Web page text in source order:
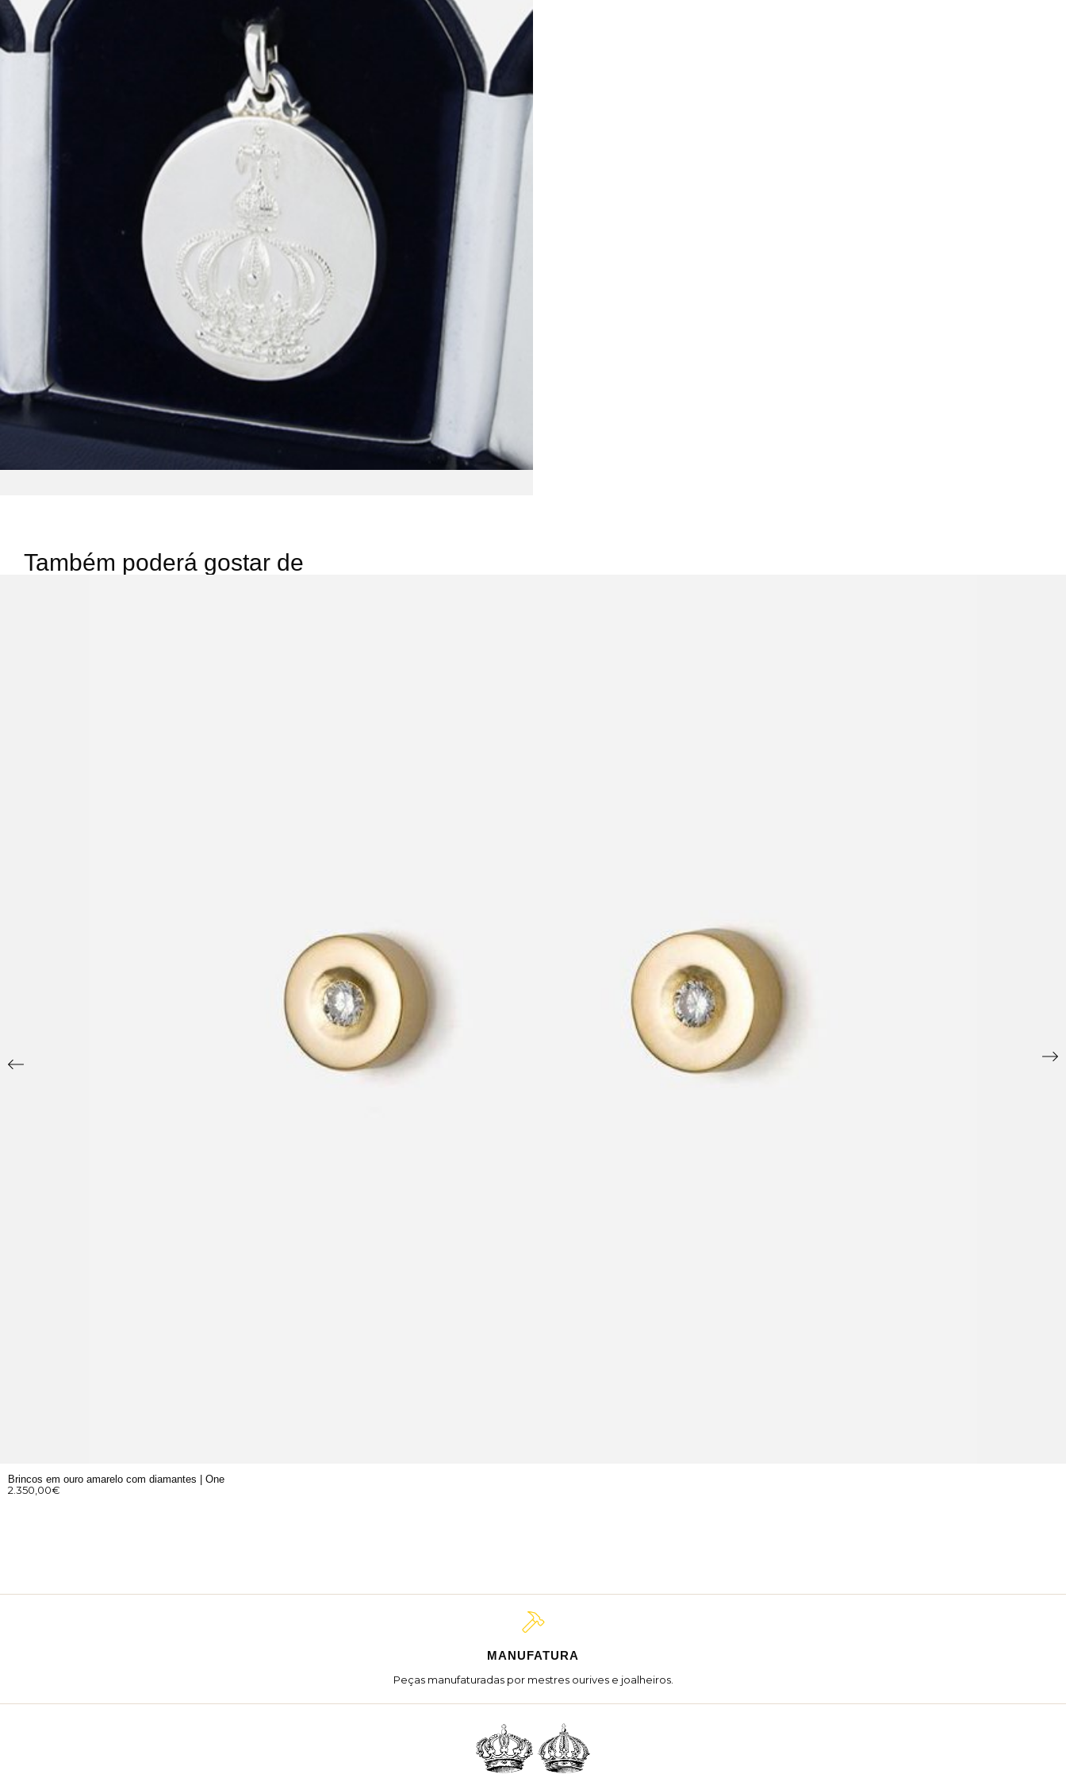
Também poderá gostar de
Brincos em ouro amarelo com diamantes | One
2.350,00€
MANUFATURA
Peças manufaturadas por mestres ourives e joalheiros.